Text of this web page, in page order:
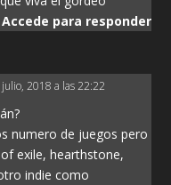
Accede para responder
2018 a las 22:22
numero de juegos pero
exile, hearthstone,
indie como